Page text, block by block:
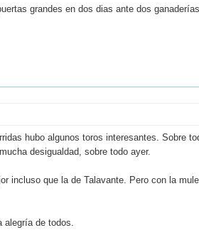
grandes en dos dias ante dos
hubo algunos toros interesantes. Sobre
desigualdad, sobre todo ayer.
incluso que la de Talavante. Pero con la
de todos.